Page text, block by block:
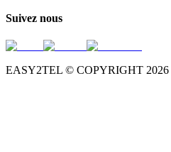
Suivez nous
EASY2TEL © COPYRIGHT 2026